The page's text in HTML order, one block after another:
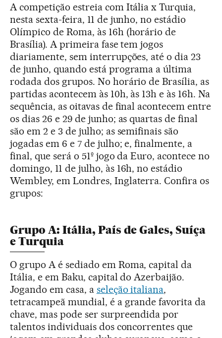
A competição estreia com Itália x Turquia,
nesta sexta-feira, 11 de junho, no estádio
Olímpico de Roma, às 16h (horário de
Brasília). A primeira fase tem jogos
diariamente, sem interrupções, até o dia 23
de junho, quando está programa a última
rodada dos grupos. No horário de Brasília, as
partidas acontecem às 10h, às 13h e às 16h. Na
sequência, as oitavas de final acontecem entre
os dias 26 e 29 de junho; as quartas de final
são em 2 e 3 de julho; as semifinais são
jogadas em 6 e 7 de julho; e, finalmente, a
final, que será o 51º jogo da Euro, acontece no
domingo, 11 de julho, às 16h, no estádio
Wembley, em Londres, Inglaterra. Confira os
grupos:
Grupo A: Itália, País de Gales, Suíça
e Turquia
O grupo A é sediado em Roma, capital da
Itália, e em Baku, capital do Azerbaijão.
Jogando em casa, a seleção italiana,
tetracampeã mundial, é a grande favorita da
chave, mas pode ser surpreendida por
talentos individuais dos concorrentes que